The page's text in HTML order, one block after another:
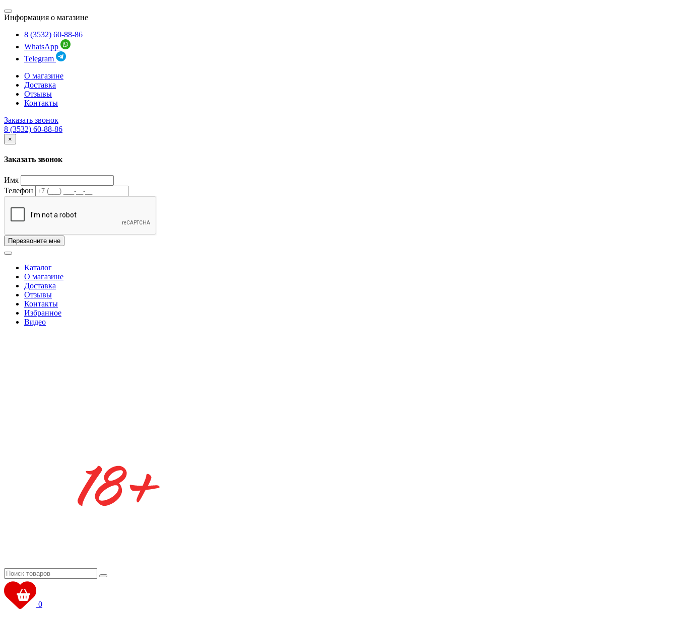
Информация о магазине
8 (3532) 60-88-86
WhatsApp
Telegram
О магазине
Доставка
Отзывы
Контакты
Заказать звонок
8 (3532) 60-88-86
×
Заказать звонок
Имя
Телефон
Перезвоните мне
Каталог
О магазине
Доставка
Отзывы
Контакты
Избранное
Видео
0